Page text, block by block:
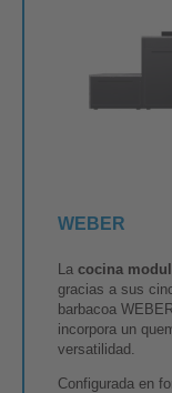
WEBER
La cocina
gracias a sus
barbacoa
incorpora un
versatilidad.
Configurada en